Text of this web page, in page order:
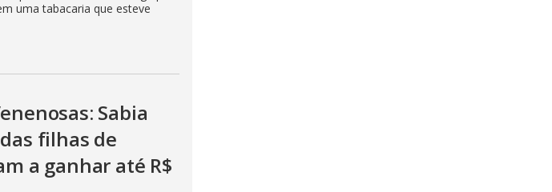
uma tabacaria que esteve
Sabia
filhas de
a ganhar até R$